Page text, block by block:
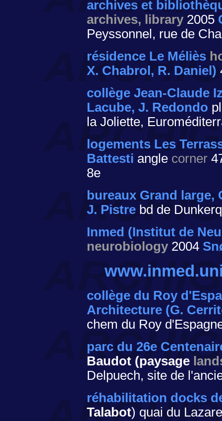
archives et
archives, library 2005
Peyssonnel, rue de
résidence Le Méliès
X. Chabrol, R. Daniel)
collège Jean-Claude
Lacube, J. Redondo
la Joliette,
logements Les
Battesti angle corner
8e
bureaux Grand large,
J. Pistre bd de
Inmed (Institut de
neurobiology 2004
collège du Roy
Architecture (G.
chem du Roy
parc du 26e
Baudot (paysage
Delpuech, site de
réhabilitation docks
Talabot) quai du